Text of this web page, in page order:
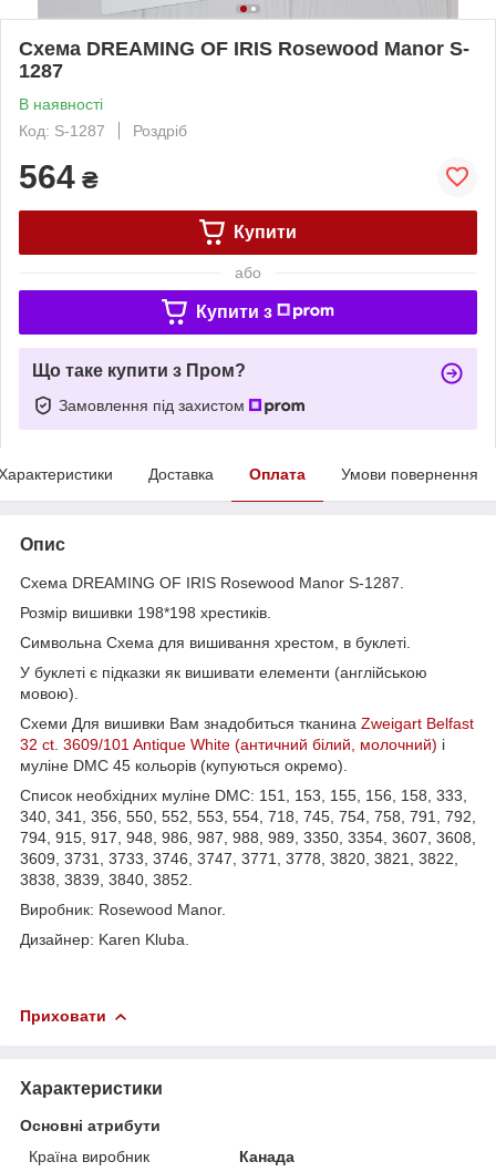
Схема DREAMING OF IRIS Rosewood Manor S-
1287
В наявності
Код: S-1287
Роздріб
564 ₴
Купити
або
Купити з
Що таке купити з Пром?
Замовлення під захистом
Доставка Оплата Умови повернення
Опис
Схема DREAMING OF IRIS Rosewood Manor S-1287.
Розмір вишивки 198*198 хрестиків.
Символьна Схема для вишивання хрестом, в буклеті.
У буклеті є підказки як вишивати елементи (англійською
мовою).
Схеми Для вишивки Вам знадобиться тканина Zweigart Belfast
32 ct. 3609/101 Antique White (античний білий, молочний) і
муліне DMC 45 кольорів (купуються окремо).
Список необхідних муліне DMC: 151, 153, 155, 156, 158, 333,
340, 341, 356, 550, 552, 553, 554, 718, 745, 754, 758, 791, 792,
794, 915, 917, 948, 986, 987, 988, 989, 3350, 3354, 3607, 3608,
3609, 3731, 3733, 3746, 3747, 3771, 3778, 3820, 3821, 3822,
3838, 3839, 3840, 3852.
Виробник: Rosewood Manor.
Дизайнер: Karen Kluba.
Приховати
Характеристики
Основні атрибути
Країна виробник
Канада